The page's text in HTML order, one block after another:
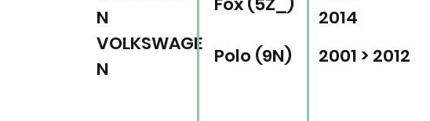
N
2014
VOLKSWAGE
N
Polo (9N) 2001 > 2012